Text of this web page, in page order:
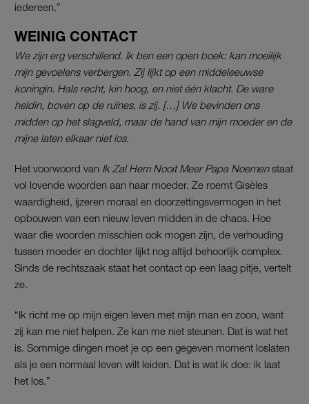
iedereen.”
WEINIG CONTACT
We zijn erg verschillend. Ik ben een open boek: kan moeilijk
mijn gevoelens verbergen. Zij lijkt op een middeleeuwse
koningin. Hals recht, kin hoog, en niet één klacht. De ware
heldin, boven op de ruïnes, is zij. […] We bevinden ons
midden op het slagveld, maar de hand van mijn moeder en de
mijne laten elkaar niet los.
Het voorwoord van Ik Zal Hem Nooit Meer Papa Noemenstaat
vol lovende woorden aan haar moeder. Ze roemt Gisèles
waardigheid, ijzeren moraal en doorzettingsvermogen in het
opbouwen van een nieuw leven midden in de chaos. Hoe
waar die woorden misschien ook mogen zijn, de verhouding
tussen moeder en dochter lijkt nog altijd behoorlijk complex.
Sinds de rechtszaak staat het contact op een laag pitje, vertelt
ze.
“Ik richt me op mijn eigen leven met mijn man en zoon, want
zij kan me niet helpen. Ze kan me niet steunen. Dat is wat het
is. Sommige dingen moet je op een gegeven moment loslaten
als je een normaal leven wilt leiden. Dat is wat ik doe: ik laat
het los.”